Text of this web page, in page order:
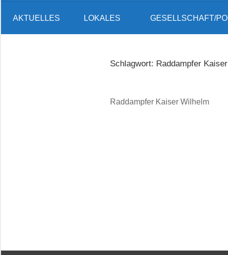
AKTUELLES LOKALES GESELLSCHAFT/
Schlagwort: Raddampfer
Raddampfer Kaiser Wilhelm